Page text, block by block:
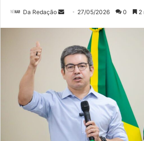
Da Redação
Mande
mail
27/05/2026 0 2